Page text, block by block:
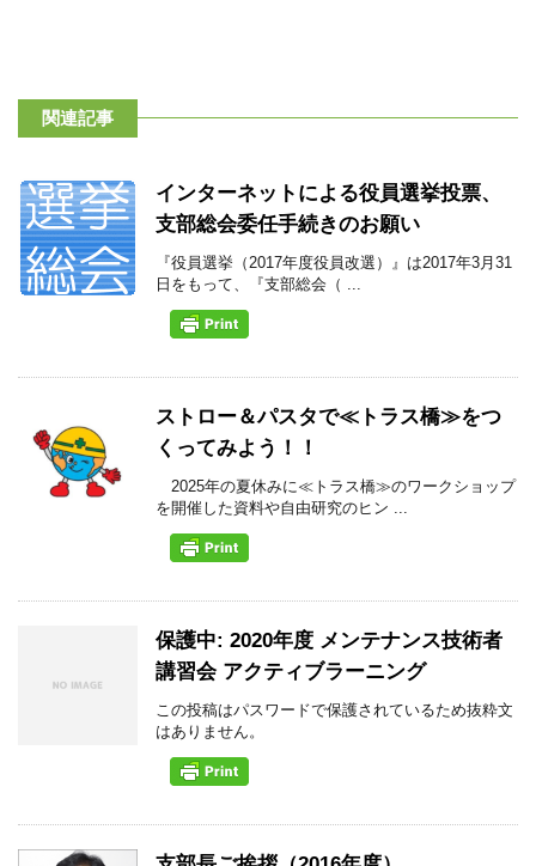
関連記事
インターネットによる役員選挙投票、
支部総会委任手続きのお願い
『役員選挙（2017年度役員改選）』は2017年3月31
日をもって、『支部総会（ ...
ストロー＆パスタで≪トラス橋≫をつ
くってみよう！！
2025年の夏休みに≪トラス橋≫のワークショップ
を開催した資料や自由研究のヒン ...
保護中: 2020年度 メンテナンス技術者
講習会 アクティブラーニング
この投稿はパスワードで保護されているため抜粋文
はありません。